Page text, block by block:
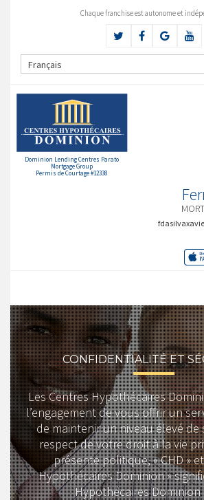
Chaque franchise est autonome et
Français
Dominion Lending Centres Parato
Mortgage Group
Permis de Courtage #12338
CONFIDENTIALITÉ ET
Les Centres Hypothécaires
l’engagement de vous offrir un
de maintenir un niveau élevé de
respect de votre droit à la vie
présente politique, « CHD »
Hypothécaires Dominion »
Hypothécaires Dominion